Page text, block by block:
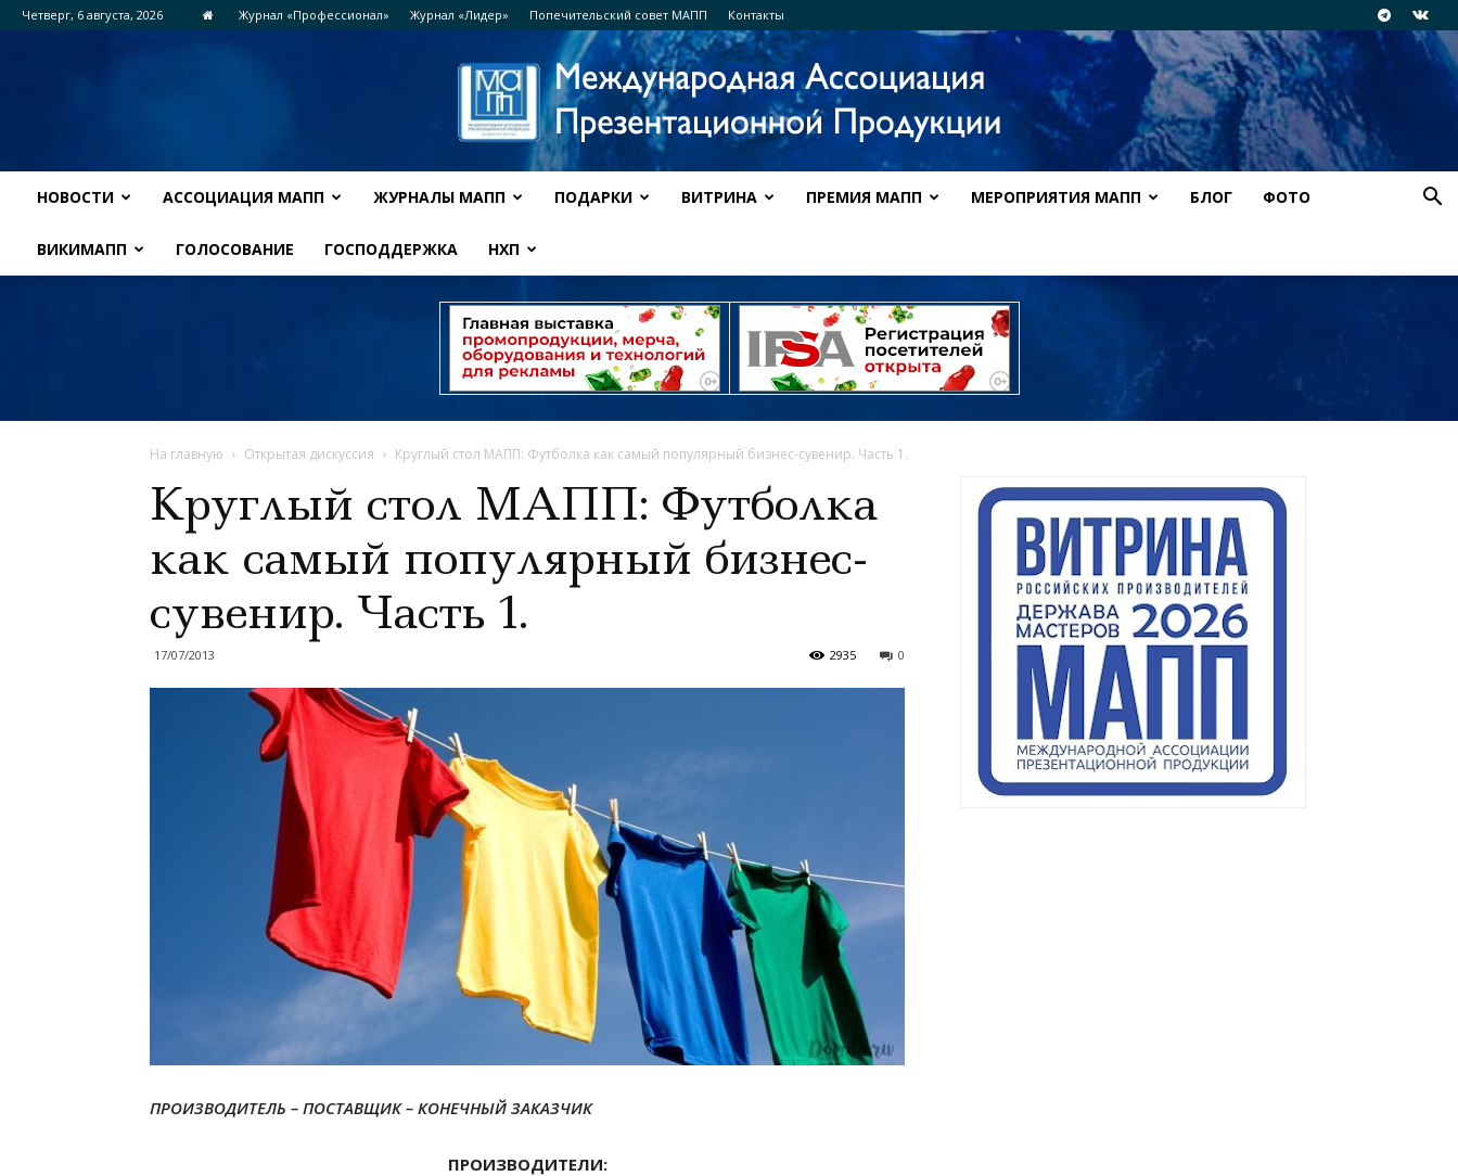
Четверг, 6 августа, 2026 Журнал «Профессионал» Журнал «Лидер» Попечительский совет МАПП Контакты
НОВОСТИ АССОЦИАЦИЯ МАПП ЖУРНАЛЫ МАПП ПОДАРКИ ВИТРИНА ПРЕМИЯ МАПП МЕРОПРИЯТИЯ МАПП БЛОГ ФОТО
ВИКИМАПП ГОЛОСОВАНИЕ ГОСПОДДЕРЖКА НХП
На главную Открытая дискуссия Круглый стол МАПП: Футболка как самый популярный бизнес-сувенир. Часть 1.
Круглый стол МАПП: Футболка
как самый популярный бизнес-
сувенир. Часть 1.
17/07/2013 0
2935
ПРОИЗВОДИТЕЛЬ – ПОСТАВЩИК – КОНЕЧНЫЙ ЗАКАЗЧИК
ПРОИЗВОДИТЕЛИ: